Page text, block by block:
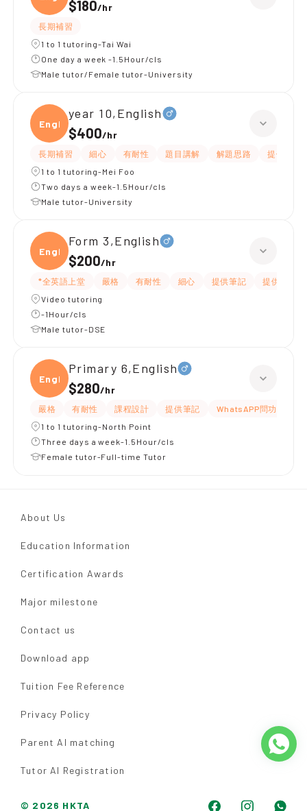
$180/hr
長期補習
1 to 1 tutoring-Tai Wai
One day a week -1.5Hour/cls
Male tutor/Female tutor-University
Engli
year 10,English
$400/hr
長期補習 細心 有耐性 題目講解 解題思路
提供練習
1 to 1 tutoring-Mei Foo
Two days a week-1.5Hour/cls
Male tutor-University
Engli
Form 3,English
$200/hr
*全英語上堂 嚴格 有耐性 細心 提供筆記
提供練習
Video tutoring
-1Hour/cls
Male tutor-DSE
Engli
Primary 6,English
$280/hr
嚴格 有耐性 課程設計 提供筆記 WhatsAPP問功課
1 to 1 tutoring-North Point
Three days a week-1.5Hour/cls
Female tutor-Full-time Tutor
About Us
Education Information
Certification Awards
Major milestone
Contact us
Download app
Tuition Fee Reference
Privacy Policy
Parent AI matching
Tutor AI Registration
© 2026 HKTA